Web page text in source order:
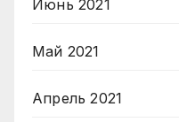
Июнь 2021
Май 2021
Апрель 2021